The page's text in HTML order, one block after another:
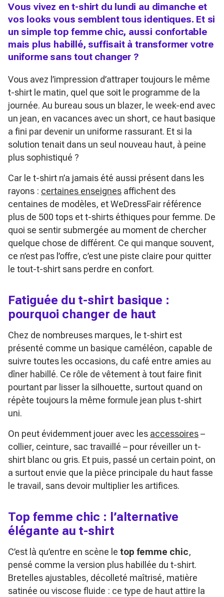
Vous vivez en t-shirt du lundi au dimanche et
vos looks vous semblent tous identiques. Et si
un simple top femme chic, aussi confortable
mais plus habillé, suffisait à transformer votre
uniforme sans tout changer ?
Vous avez l’impression d’attraper toujours le même
t-shirt le matin, quel que soit le programme de la
journée. Au bureau sous un blazer, le week-end avec
un jean, en vacances avec un short, ce haut basique
a fini par devenir un uniforme rassurant. Et si la
solution tenait dans un seul nouveau haut, à peine
plus sophistiqué ?
Car le t-shirt n’a jamais été aussi présent dans les
rayons : certaines enseignes affichent des
centaines de modèles, et WeDressFair référence
plus de 500 tops et t-shirts éthiques pour femme. De
quoi se sentir submergée au moment de chercher
quelque chose de différent. Ce qui manque souvent,
ce n’est pas l’offre, c’est une piste claire pour quitter
le tout-t-shirt sans perdre en confort.
Fatiguée du t-shirt basique :
pourquoi changer de haut
Chez de nombreuses marques, le t-shirt est
présenté comme un basique caméléon, capable de
suivre toutes les occasions, du café entre amies au
dîner habillé. Ce rôle de vêtement à tout faire finit
pourtant par lisser la silhouette, surtout quand on
répète toujours la même formule jean plus t-shirt
uni.
On peut évidemment jouer avec les accessoires–
collier, ceinture, sac travaillé – pour réveiller un t-
shirt blanc ou gris. Et puis, passé un certain point, on
a surtout envie que la pièce principale du haut fasse
le travail, sans devoir multiplier les artifices.
Top femme chic : l’alternative
élégante au t-shirt
C’est là qu’entre en scène le top femme chic,
pensé comme la version plus habillée du t-shirt.
Bretelles ajustables, décolleté maîtrisé, matière
satinée ou viscose fluide : ce type de haut attire la